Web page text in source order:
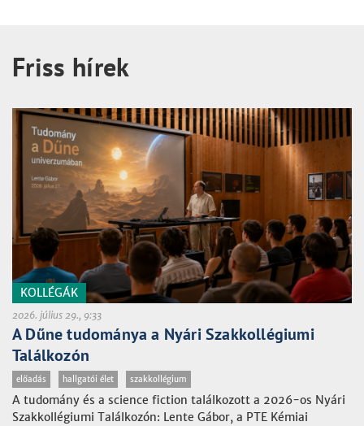
Friss hírek
KOLLÉGÁK
2026. július 29., 9:33
A Dűne tudománya a Nyári Szakkollégiumi
Találkozón
előadás hallgatói élet szakkollégium
A tudomány és a science fiction találkozott a 2026-os Nyári
Szakkollégiumi Találkozón: Lente Gábor, a PTE Kémiai